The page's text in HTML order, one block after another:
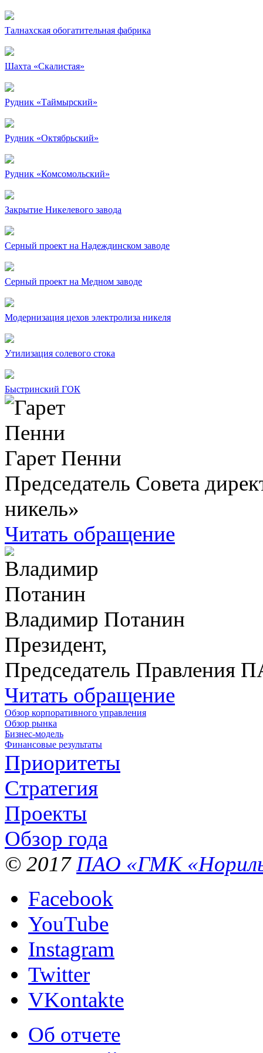
Талнахская обогатительная фабрика
Шахта «Скалистая»
Рудник «Таймырский»
Рудник «Октябрьский»
Рудник «Комсомольский»
Закрытие Никелевого завода
Серный проект на Надеждинском заводе
Серный проект на Медном заводе
Модернизация цехов электролиза никеля
Утилизация солевого стока
Быстринский ГОК
Гарет Пенни
Председатель Совета
никель»
Читать обращение
Владимир Потанин
Президент,
Председатель Правления
Читать обращение
Обзор корпоративного управления
Обзор рынка
Бизнес-модель
Финансовые результаты
Приоритеты
Стратегия
Проекты
Обзор года
© 2017 ПАО «ГМК
Facebook
YouTube
Instagram
Twitter
VKontakte
Об отчете